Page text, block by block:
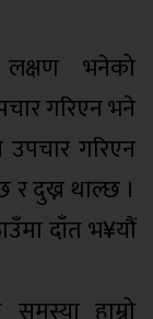
लक्षण भनेको
गरिएन भने
उपचार गरिएन
र दुख्न थाल्छ ।
दाँत भ¥यौं